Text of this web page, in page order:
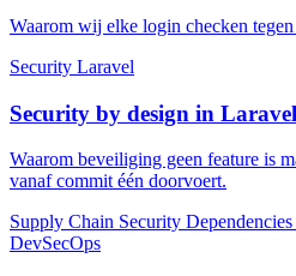
Waarom wij elke login checken
Security Laravel
Security by design in Laravel
Waarom beveiliging geen feature is
vanaf commit één doorvoert.
Supply Chain Security Dependencies
DevSecOps